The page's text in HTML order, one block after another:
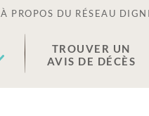
À PROPOS DU RÉSEAU
TROUVER UN
AVIS DE DÉCÈS